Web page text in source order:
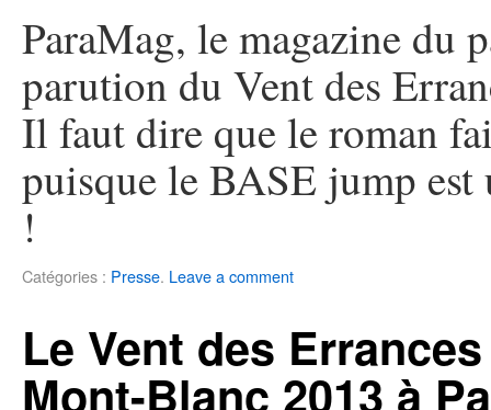
ParaMag, le magazine du
parution du Vent des
Il faut dire que le roman
puisque le BASE jump
!
Catégories : Presse. Leave a comment
Le Vent des
Mont-Blanc 2013 à